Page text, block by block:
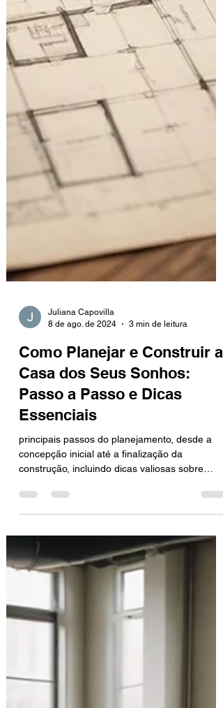
8 de ago. de 2024
3 min de leitura
Como Planejar e Construir a
Casa dos Seus Sonhos:
Passo a Passo e Dicas
Essenciais
principais passos do planejamento, desde a
construção, incluindo dicas valiosas sobre